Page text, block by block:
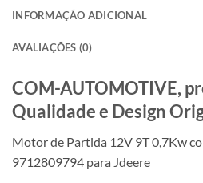
INFORMAÇÃO ADICIONAL
AVALIAÇÕES (0)
COM-AUTOMOTIVE,
Qualidade e Design
Motor de Partida 12V 9T 0,7Kw
9712809794 para Jdeere